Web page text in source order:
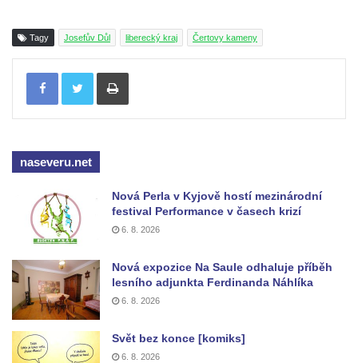
Tagy Josefův Důl liberecký kraj Čertovy kameny
Tisknout
naseveru.net
Nová Perla v Kyjově hostí mezinárodní
festival Performance v časech krizí
6. 8. 2026
Nová expozice Na Saule odhaluje příběh
lesního adjunkta Ferdinanda Náhlíka
6. 8. 2026
Svět bez konce [komiks]
6. 8. 2026